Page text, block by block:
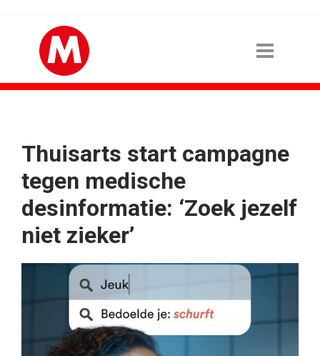
Thuisarts start campagne
tegen medische
desinformatie: ‘Zoek jezelf
niet zieker’